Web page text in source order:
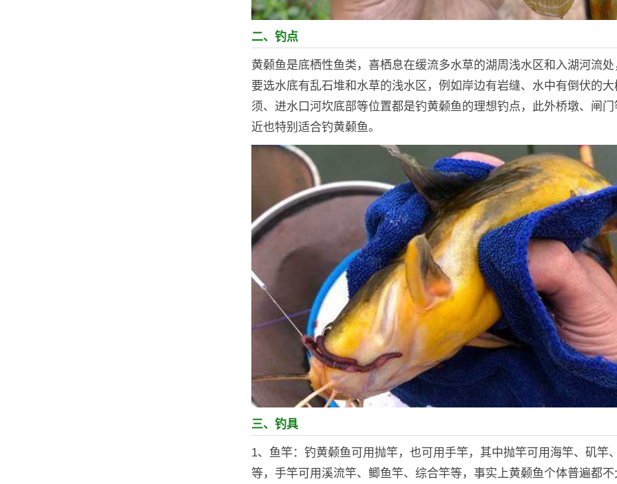
二、钓点
黄颡鱼是底栖性鱼类，喜栖息在缓流多水草的湖周浅水区和入湖河流
要选水底有乱石堆和水草的浅水区，例如岸边有岩缝、水中有倒伏的
须、进水口河坎底部等位置都是钓黄颡鱼的理想钓点，此外桥墩、闸
近也特别适合钓黄颡鱼。
三、钓具
1、鱼竿：钓黄颡鱼可用抛竿，也可用手竿，其中抛竿可用海竿、矶竿
等，手竿可用溪流竿、鲫鱼竿、综合竿等，事实上黄颡鱼个体普遍都